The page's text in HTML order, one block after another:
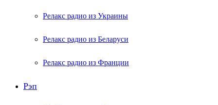
Релакс радио из Украины
Релакс радио из Беларуси
Релакс радио из Франции
Рэп